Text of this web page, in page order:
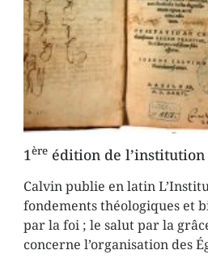
1ère édition de
Calvin publie en latin
fondements théologiques et
par la foi ; le salut par la
concerne l’organisation des